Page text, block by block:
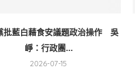
批藍白藉食安議題政治操作 吳
崢：行政團...
2026-07-15